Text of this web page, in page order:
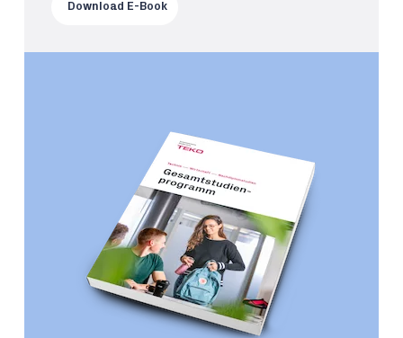
Download E-Book